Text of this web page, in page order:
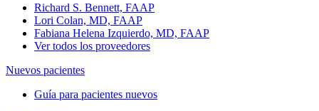
Richard S. Bennett, FAAP
Lori Colan, MD, FAAP
Fabiana Helena Izquierdo, MD, FAAP
Ver todos los proveedores
Nuevos pacientes
Guía para pacientes nuevos